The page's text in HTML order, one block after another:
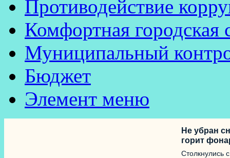
Противодействие
Комфортная городская
Муниципальный
Бюджет
Элемент меню
Не убран
горит
Столкнулись